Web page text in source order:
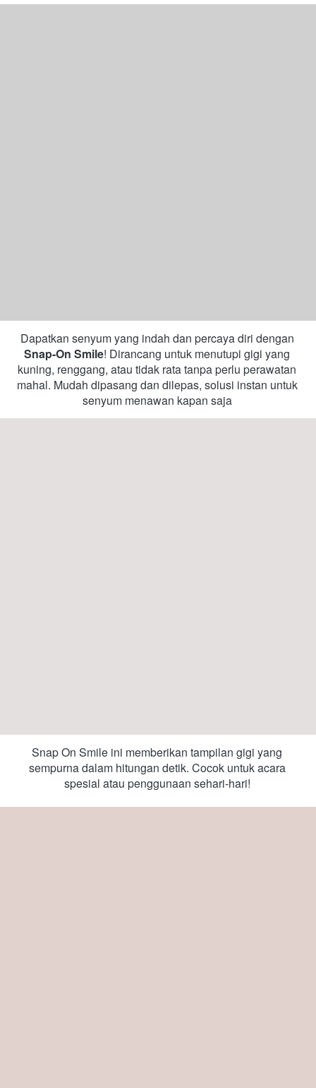
Snap-On Smile! Dirancang untuk menutupi gigi yang
kuning, renggang, atau tidak rata tanpa perlu perawatan
mahal. Mudah dipasang dan dilepas, solusi instan untuk
senyum menawan kapan saja
Snap On Smile ini memberikan tampilan gigi yang
sempurna dalam hitungan detik. Cocok untuk acara
spesial atau penggunaan sehari-hari!